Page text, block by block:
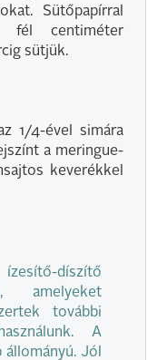
Sütőpapírral
fél centiméter
sütjük.
1/4-ével simára
a meringue-
keverékkel
díszítő
amelyeket
további
A
Jól